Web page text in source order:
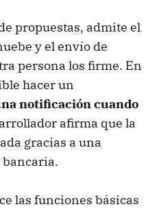
propuestas, admite el
y el envío de
persona los firme. En
hacer un
notificación cuando
afirma que la
gracias a una
las funciones básicas